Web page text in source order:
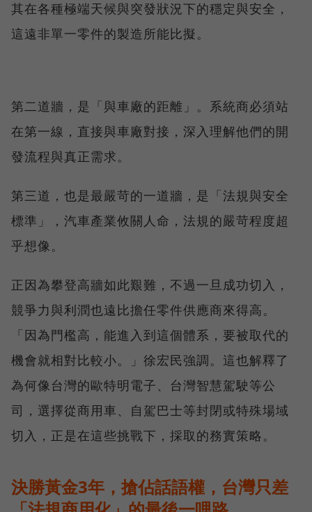
其在各種極端天候與突發狀況下的穩定與安全，
這遠非單一零件的製造所能比擬。
第二道牆，是「與車廠的距離」。系統商必須站
在第一線，直接與車廠對接，深入理解他們的開
發流程與真正需求。
第三道，也是最嚴苛的一道牆，是「法規與安全
標準」，汽車產業攸關人命，法規的嚴苛程度超
乎想像。
正因為攀登高牆如此艱難，不過一旦成功切入，
競爭力與利潤也遠比擔任零件供應商來得高。
「因為門檻高，能進入到這個體系，要被取代的
機會就相對比較小。」徐宏民強調。這也解釋了
為何像台灣的歐特明電子、台灣智慧駕駛等公
司，選擇從商用車、自駕巴士等封閉或特殊場域
切入，正是在這些挑戰下，採取的務實策略。
決勝黃金3年，搶佔話語權，台灣只差